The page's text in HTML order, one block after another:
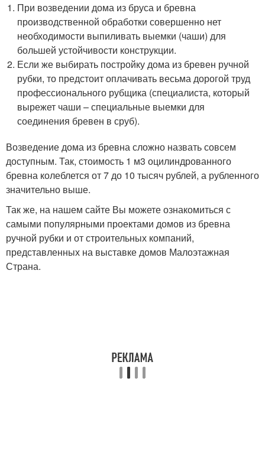
При возведении дома из бруса и бревна
производственной обработки совершенно нет
необходимости выпиливать выемки (чаши) для
большей устойчивости конструкции.
Если же выбирать постройку дома из бревен ручной
рубки, то предстоит оплачивать весьма дорогой труд
профессионального рубщика (специалиста, который
вырежет чаши – специальные выемки для
соединения бревен в сруб).
Возведение дома из бревна сложно назвать совсем
доступным. Так, стоимость 1 м3 оцилиндрованного
бревна колеблется от 7 до 10 тысяч рублей, а рубленного
значительно выше.
Так же, на нашем сайте Вы можете ознакомиться с
самыми популярными проектами домов из бревна
ручной рубки и от строительных компаний,
представленных на выставке домов Малоэтажная
Страна.